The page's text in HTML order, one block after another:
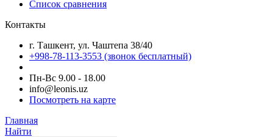
Список сравнения
Контакты
г. Ташкент, ул. Чаштепа 38/40
+998-78-113-3553 (звонок бесплатный)
Пн-Вс 9.00 - 18.00
info@leonis.uz
Посмотреть на карте
Главная
Найти